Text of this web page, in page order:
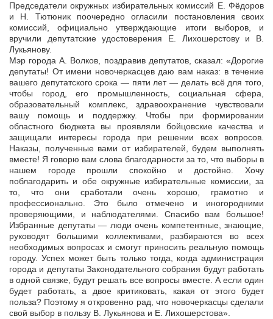
Председатели окружных избирательных комиссий Е. Фёдоров
и Н. Тютюник поочередно огласили постановления своих
комиссий, официально утверждающие итоги выборов, и
вручили депутатские удостоверения Е. Лихошерстову и В.
Лукьянову.
Мэр города А. Волков, поздравив депутатов, сказал: «Дорогие
депутаты! От имени новочеркасцев даю вам наказ: в течение
вашего депутатского срока — пяти лет — делать всё для того,
чтобы город, его промышленность, социальная сфера,
образовательный комплекс, здравоохранение чувствовали
вашу помощь и поддержку. Чтобы при формировании
областного бюджета вы проявляли бойцовские качества и
защищали интересы города при решении всех вопросов.
Наказы, полученные вами от избирателей, будем выполнять
вместе! Я говорю вам слова благодарности за то, что выборы в
нашем городе прошли спокойно и достойно. Хочу
поблагодарить и обе окружные избирательные комиссии, за
то, что они сработали очень хорошо, грамотно и
профессионально. Это было отмечено и иногородними
проверяющими, и наблюдателями. Спасибо вам большое!
Избранные депутаты — люди очень компетентные, знающие,
руководят большими коллективами, разбираются во всех
необходимых вопросах и смогут приносить реальную помощь
городу. Успех может быть только тогда, когда администрация
города и депутаты Законодательного собрания будут работать
в одной связке, будут решать все вопросы вместе. А если один
будет работать, а двое критиковать, какая от этого будет
польза? Поэтому я откровенно рад, что новочеркасцы сделали
свой выбор в пользу В. Лукьянова и Е. Лихошерстова».